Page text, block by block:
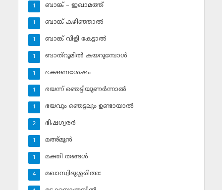
ബാങ്ക് – ഇഖാമത്ത്
1
ബാങ്ക് കഴിഞ്ഞാല്‍
1
ബാങ്ക് വിളി കേട്ടാല്‍
1
ബാത്‌റൂമില്‍ കയറുമ്പോള്‍
1
ഭക്ഷണശേഷം
1
ഭയന്ന് ഞെട്ടിയുണര്‍ന്നാല്‍
1
ഭയവും ഞെട്ടലും ഉണ്ടായാല്‍
1
ഭിഷഗ്വരര്‍
2
മഅ്മൂന്‍
1
മക്തി തങ്ങള്‍
1
മഖാസ്വിദുശ്ശരീഅഃ
4